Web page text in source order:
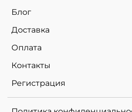
Блог
Доставка
Оплата
Контакты
Регистрация